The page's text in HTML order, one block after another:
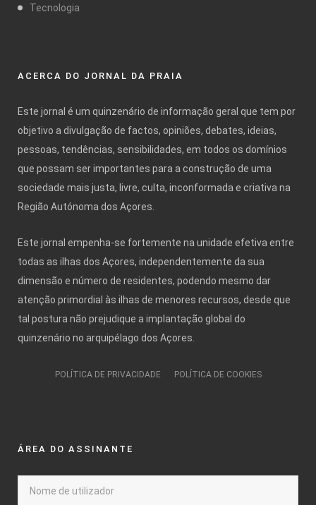
Tecnologia
ACERCA DO JORNAL DA PRAIA
Este jornal é um quinzenário de informação geral que tem por
objetivo a divulgação de factos, opiniões, debates, ideias,
pessoas, tendências, sensibilidades, em todos os domínios
que possam ser importantes para a construção de uma
sociedade mais justa, livre, culta, inconformada e criativa na
Região Autónoma dos Açores.
Este jornal empenha-se fortemente na unidade efetiva entre
todas as ilhas dos Açores, independentemente da sua
dimensão e número de residentes, podendo mesmo dar
atenção primordial às ilhas de menores recursos, desde que
tal postura não prejudique a implantação global do
quinzenário no arquipélago dos Açores.
POLÍTICA DE PRIVACIDADE POLÍTICA DE COOKIES
ÁREA DO ASSINANTE